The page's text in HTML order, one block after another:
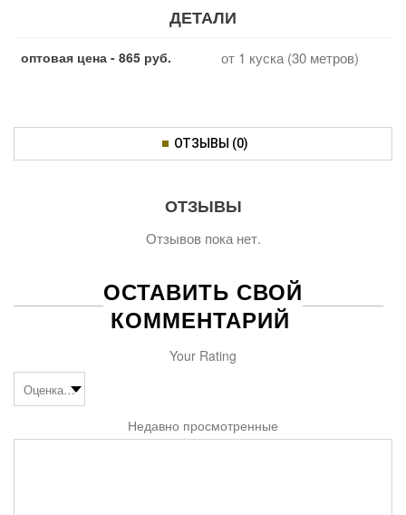
ДЕТАЛИ
оптовая цена - 865 руб. от 1 куска (30 метров)
ОТЗЫВЫ (0)
ОТЗЫВЫ
Отзывов пока нет.
ОСТАВИТЬ СВОЙ
КОММЕНТАРИЙ
Your Rating
Недавно просмотренные